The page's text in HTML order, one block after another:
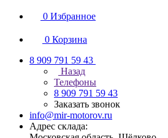
0 Избранное
0 Корзина
8 909 791 59 43
Назад
Телефоны
8 909 791 59 43
Заказать звонок
info@mir-motorov.ru
Адрес склада: